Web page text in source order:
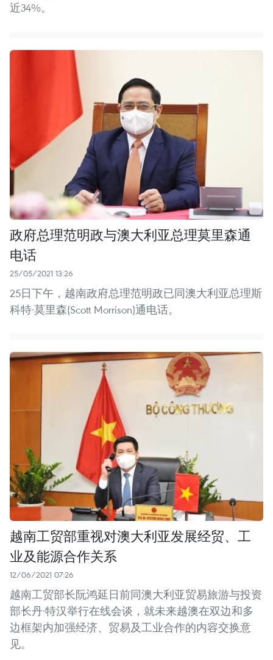
近34%。
政府总理范明政与澳大利亚总理莫里森通
电话
25/05/2021 13:26
25日下午，越南政府总理范明政已同澳大利亚总理斯
科特·莫里森(Scott Morrison)通电话。
越南工贸部重视对澳大利亚发展经贸、工
业及能源合作关系
12/06/2021 07:26
越南工贸部长阮鸿延日前同澳大利亚贸易旅游与投资
部长丹·特汉举行在线会谈，就未来越澳在双边和多
边框架内加强经济、贸易及工业合作的内容交换意
见。